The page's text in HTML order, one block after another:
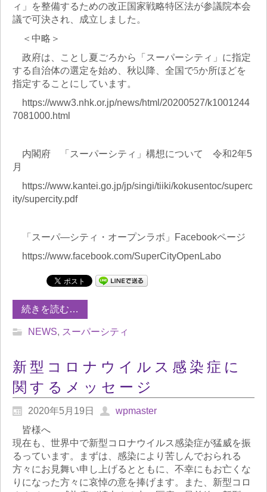
ィ」を整備するための改正国家戦略特区法が参議院本会
議で可決され、成立しました。
＜中略＞
政府は、ことし夏ごろから「スーパーシティ」に指定
する自治体の選定を始め、秋以降、全国で5か所ほどを
指定することにしています。
https://www3.nhk.or.jp/news/html/20200527/k1001244
7081000.html
内閣府 「スーパーシティ」構想について 令和2年5
月
https://www.kantei.go.jp/jp/singi/tiiki/kokusentoc/superc
ity/supercity.pdf
「スーパ―シティ・オープンラボ」Facebookページ
https://www.facebook.com/SuperCityOpenLabo
続きを読む…
NEWS, スーパーシティ
新型コロナウイルス感染症に
関するメッセージ
2020年5月19日
wpmaster
皆様へ
現在も、世界中で新型コロナウイルス感染症が猛威を振
るっています。まずは、感染により苦しんでおられる
方々にお見舞い申し上げるとともに、不幸にもお亡くな
りになった方々に哀悼の意を捧げます。また、新型コロ